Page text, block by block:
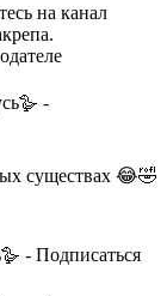
на канал
-
существах 😂🤣
- Подписаться